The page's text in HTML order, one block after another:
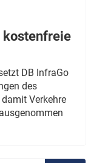
kostenfreie
DB InfraGo
des
Verkehre